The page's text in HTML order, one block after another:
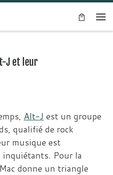
J et leur
Alt-J est un groupe
qualifié de rock
musique est
Pour la
donne un triangle